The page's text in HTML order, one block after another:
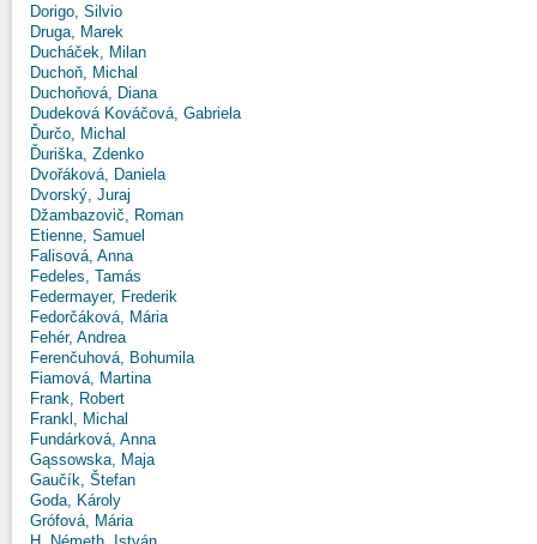
Dorigo, Silvio
Druga, Marek
Ducháček, Milan
Duchoň, Michal
Duchoňová, Diana
Dudeková Kováčová, Gabriela
Ďurčo, Michal
Ďuriška, Zdenko
Dvořáková, Daniela
Dvorský, Juraj
Džambazovič, Roman
Etienne, Samuel
Falisová, Anna
Fedeles, Tamás
Federmayer, Frederik
Fedorčáková, Mária
Fehér, Andrea
Ferenčuhová, Bohumila
Fiamová, Martina
Frank, Robert
Frankl, Michal
Fundárková, Anna
Gąssowska, Maja
Gaučík, Štefan
Goda, Károly
Grófová, Mária